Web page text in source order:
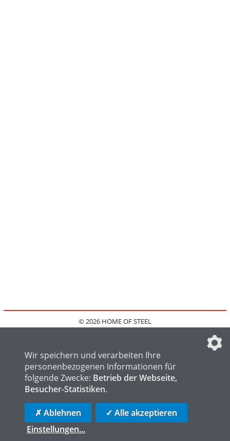
© 2026 HOME OF STEEL
IMPRESSUM
FAQ
DATENSCHUTZEINSTELLUNGEN
HOME OF LOGISTICS
Wir speichern und verarbeiten Ihre
personenbezogenen Informationen für
folgende Zwecke: Betrieb der Webseite,
Besucher-Statistiken.
✗ Ablehnen
✓ Alle akzeptieren
Einstellungen...